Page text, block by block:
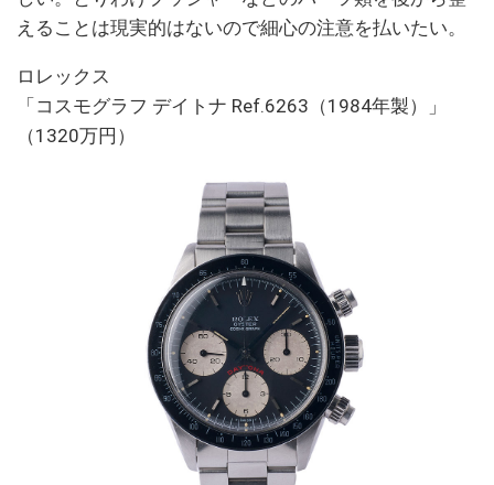
えることは現実的はないので細心の注意を払いたい。
ロレックス
「コスモグラフ デイトナ Ref.6263（1984年製）」
（1320万円）